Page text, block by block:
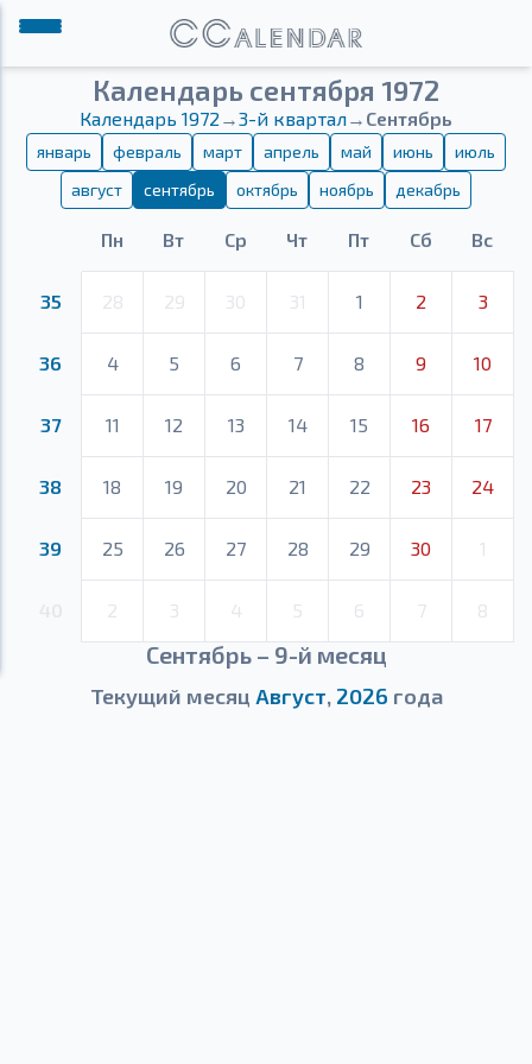
Календарь сентября 1972
Календарь 1972 →3-й квартал→ Сентябрь
январь февраль март апрель май июнь
июль
август
сентябрь октябрь ноябрь декабрь
Пн Вт Ср Чт Пт Сб Вс
35 28 29 30 31 1 2 3
36 4 5 6 7 8 9 10
37 11 12 13 14 15 16 17
38 18 19 20 21 22 23 24
39 25 26 27 28 29 30 1
2 3 4 5 6 7 8
Сентябрь – 9-й месяц
Текущий месяц Август, 2026 года